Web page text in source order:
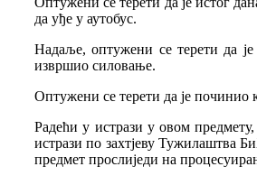
да уђе у аутобус.
Надаље, оптужени се терети да
извршио силовање.
Оптужени се терети да је
Радећи у истрази у овом
истрази по захтјеву Тужилаштва
предмет прослиједи на